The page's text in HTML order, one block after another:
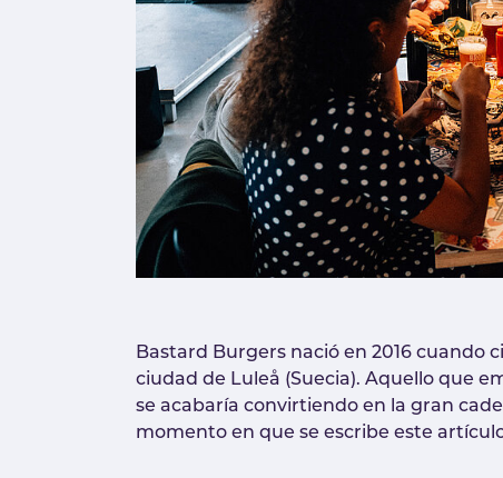
Bastard Burgers nació en 2016
ciudad de Luleå (Suecia). Aquello que
se acabaría convirtiendo en la gran
momento en que se escribe este